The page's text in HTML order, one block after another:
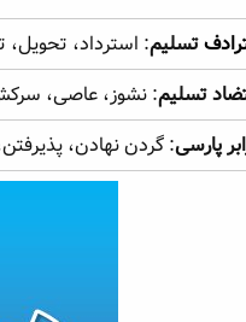
تسلیم: استرداد، تحویل،
تسلیم: نشوز، عاصی،
پارسی: گردن نهادن،